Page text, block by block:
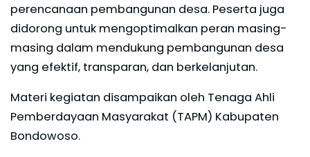
perencanaan pembangunan desa. Peserta juga
didorong untuk mengoptimalkan peran masing-
masing dalam mendukung pembangunan desa
yang efektif, transparan, dan berkelanjutan.
Materi kegiatan disampaikan oleh Tenaga Ahli
Pemberdayaan Masyarakat (TAPM) Kabupaten
Bondowoso.